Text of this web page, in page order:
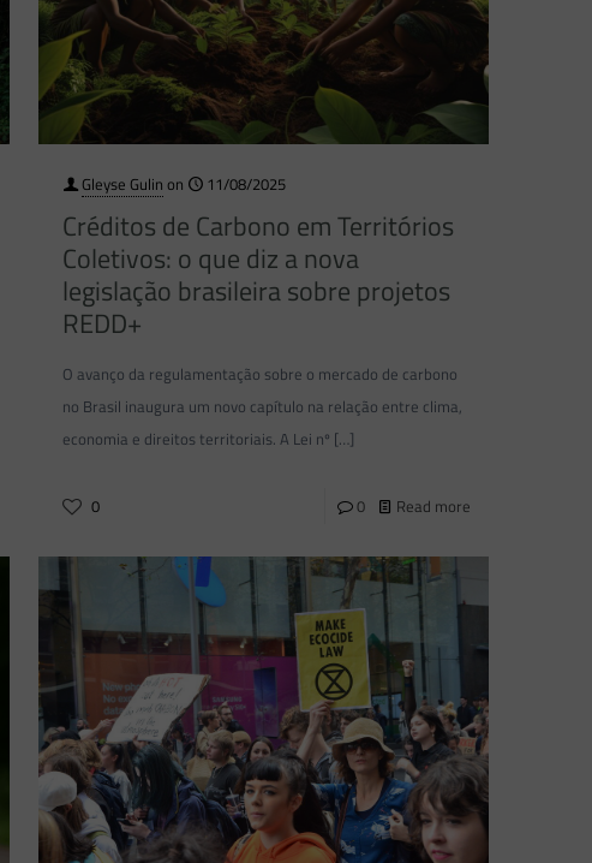
Gleyse Gulin on 11/08/2025
Créditos de Carbono em Territórios
Coletivos: o que diz a nova
legislação brasileira sobre projetos
REDD+
O avanço da regulamentação sobre o mercado de carbono
no Brasil inaugura um novo capítulo na relação entre clima,
economia e direitos territoriais. A Lei nº […]
0 0 Read more